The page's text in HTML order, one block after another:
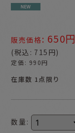
販売価格: 650円
(税込 : 715 円)
定価: 990円
在庫数 1点限り
数量 :